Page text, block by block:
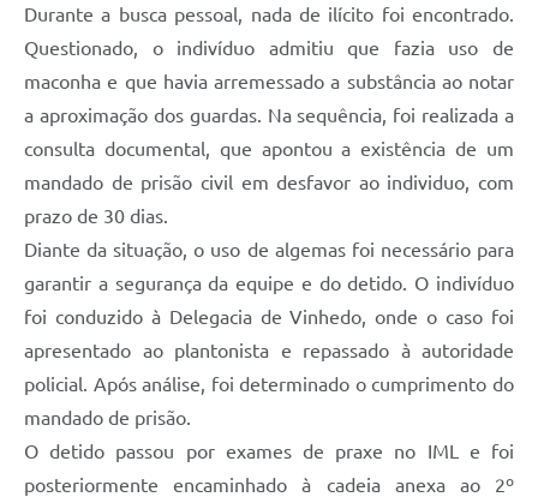
Durante a busca pessoal, nada de ilícito foi encontrado.
Questionado, o indivíduo admitiu que fazia uso de
maconha e que havia arremessado a substância ao notar
a aproximação dos guardas. Na sequência, foi realizada a
consulta documental, que apontou a existência de um
mandado de prisão civil em desfavor ao individuo, com
prazo de 30 dias.
Diante da situação, o uso de algemas foi necessário para
garantir a segurança da equipe e do detido. O indivíduo
foi conduzido à Delegacia de Vinhedo, onde o caso foi
apresentado ao plantonista e repassado à autoridade
policial. Após análise, foi determinado o cumprimento do
mandado de prisão.
O detido passou por exames de praxe no IML e foi
posteriormente encaminhado à cadeia anexa ao 2º